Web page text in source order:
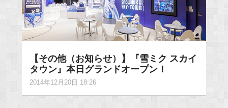
【その他（お知らせ）】『雪ミク スカイ
タウン』本日グランドオープン！
2014年12月20日 18:26